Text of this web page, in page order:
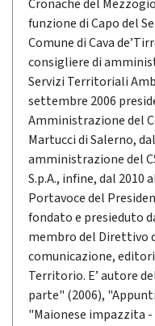
Cronache del
funzione di Capo del
Comune di Cava
consigliere di
Servizi Territoriali
settembre 2006
Amministrazione del
Martucci di Salerno,
amministrazione del
S.p.A., infine, dal 2010
Portavoce del
fondato e presieduto
membro del Direttivo
comunicazione,
Territorio. E’ autore
parte" (2006),
"Maionese impazzita